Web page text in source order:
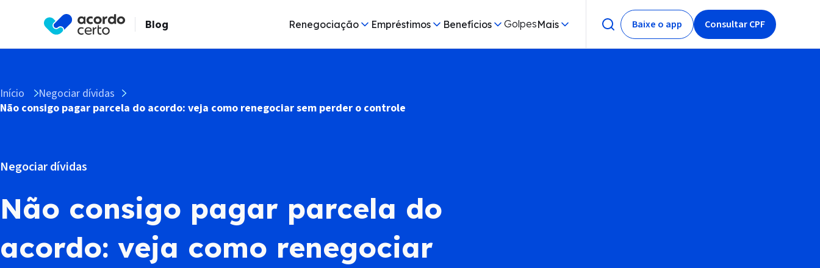
Blog Renegociação Empréstimos Benefícios GolpesMais Baixe o app Consultar CPF
Início
Negociar dívidas
Não consigo pagar parcela do acordo: veja como renegociar sem perder o controle
Negociar dívidas
Não consigo pagar parcela do
acordo: veja como renegociar